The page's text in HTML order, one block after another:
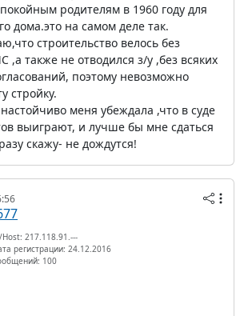
родителям в 1960 году для
дома.это на самом деле так.
строительство велось без
также не отводился з/у ,без всяких
поэтому невозможно
стройку.
меня убеждала ,что в суде
выиграют, и лучше бы мне сдаться
скажу- не дождутся!
Host: 217.118.91.---
регистрации: 24.12.2016
100